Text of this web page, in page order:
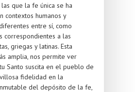
que la fe única se ha
contextos humanos y
entre sí, como
correspondientes a las
griegas y latinas. Esta
amplia, nos permite ver
Santo suscita en el pueblo de
fidelidad en la
del depósito de la fe,